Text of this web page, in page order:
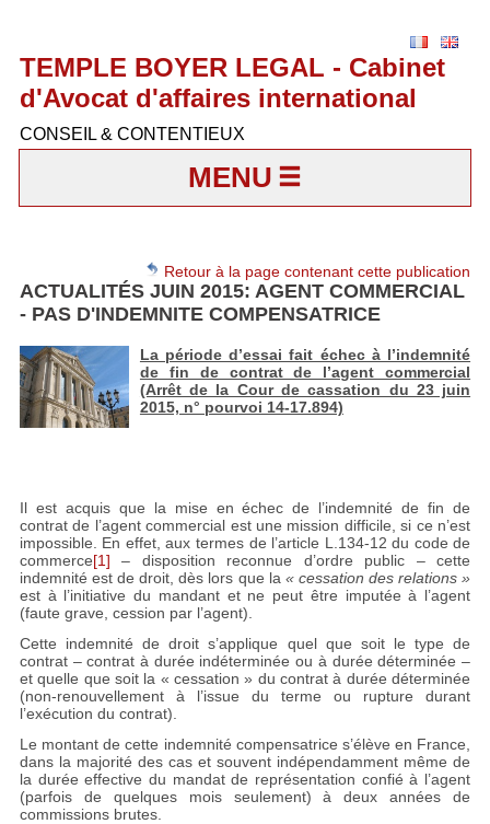
TEMPLE BOYER LEGAL - Cabinet
d'Avocat d'affaires international
CONSEIL & CONTENTIEUX
MENU
Retour à la page contenant cette publication
ACTUALITÉS JUIN 2015: AGENT COMMERCIAL
- PAS D'INDEMNITE COMPENSATRICE
La période d’essai fait échec à l’indemnité
de fin de contrat de l’agent commercial
(Arrêt de la Cour de cassation du 23 juin
2015, n° pourvoi 14-17.894)
Il est acquis que la mise en échec de l’indemnité de fin de
contrat de l’agent commercial est une mission difficile, si ce n’est
impossible. En effet, aux termes de l’article L.134-12 du code de
commerce[1] – disposition reconnue d’ordre public – cette
indemnité est de droit, dès lors que la « cessation des relations »
est à l’initiative du mandant et ne peut être imputée à l’agent
(faute grave, cession par l’agent).
Cette indemnité de droit s’applique quel que soit le type de
contrat – contrat à durée indéterminée ou à durée déterminée –
et quelle que soit la « cessation » du contrat à durée déterminée
(non-renouvellement à l’issue du terme ou rupture durant
l’exécution du contrat).
Le montant de cette indemnité compensatrice s’élève en France,
dans la majorité des cas et souvent indépendamment même de
la durée effective du mandat de représentation confié à l’agent
(parfois de quelques mois seulement) à deux années de
commissions brutes.